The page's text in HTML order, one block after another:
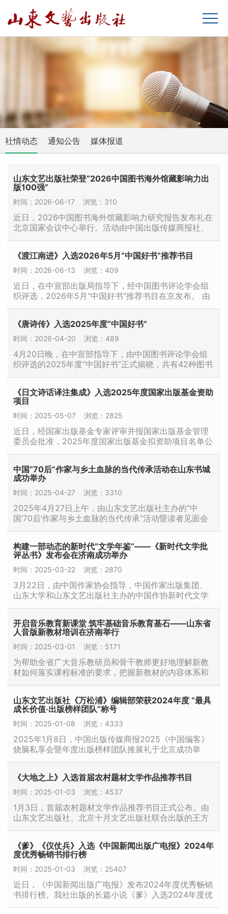
社情动态 通知公告 媒体报道
山东文艺出版社荣登“2026中国图书海外馆藏影响力出
版100强”
时间：2026-06-17 浏览：310
近日，2026中国图书海外馆藏影响力研究报告发布礼在
北京国家会议中心举行。活动由中国出版传媒商报社、
北京外国语大学国际新闻与传播学院·中国文化走出去效
办。 在此次发布的榜单中，山东文艺出版社再度跻身“中
国图书海外馆藏影响力出版1…
《渡江南进》入选2026年5月“中国好书”推荐书目
时间：2026-06-13 浏览：409
近日，在中宣部出版局指导下，经中国图书评论学会组
织评选，2026年5月“中国好书”推荐书目在京发布。 由
人民文学出版社、山东文艺出版社联合出版的著名作家
渡江南进 内容简介： 《渡江南进》书写了解放战争
中“淮海战役”前的战略转…
《唐诗传》入选2025年度“中国好书”
时间：2026-04-20 浏览：489
4月20日晚，在中宣部指导下，由中国图书评论学会组
织评选的2025年度“中国好书”正式揭晓，共有42种图书
入选。其中，年度荣誉图书2种，主题出版类7种，人文
《日文诗话译注集成》入选2025年度国家出版基金资助
项目
时间：2025-05-07 浏览：2825
近日，经国家出版基金专家评审并报国家出版基金管理
委员会批准，2025年度国家出版基金拟资助项目名单公
示。 我社《日文诗话译注集成》项目入选。 日文诗话译
重要地位，具有超凡的影响力。中国和日本是一衣带
水、一苇可航的近邻，自古以…
中国“70后”作家与乡土血脉的当代传承活动在山东书城
成功举办
时间：2025-04-27 浏览：3310
2025年4月27日上午，由山东文艺出版社主办的“中
国‘70后’作家与乡土血脉的当代传承”活动暨读者见面会
在山东书城隆重举行。活动围绕张丽军教授的两部新作
国》展开，吸引了文学界、学术界代表及众多读者参
与，共同探讨“70后”作家在时…
构建一部动态的新时代“文学年鉴”——《新时代文学批
评丛书》发布会在济南成功举办
时间：2025-03-22 浏览：2870
3月22日，由中国作家协会指导，中国作家出版集团、
山东大学和山东文艺出版社主办的中国作协新时代文学
研究中心系列学术研讨会暨《新时代文学批评丛书》新
副…
开启音乐教育新课堂 筑牢基础音乐教育基石——山东省
人音版新教材培训在济南举行
时间：2025-03-01 浏览：5171
为帮助全省广大音乐教研员和骨干教师更好地理解新教
材如何落实课程标准的要求，把握新教材的内容体系和
教学重点，2025年3月1日，由人民音乐出版社、济南市
山东文艺出版社《万松浦》编辑部荣获2024年度 “最具
成长价值·出版榜样团队”称号
时间：2025-01-08 浏览：4333
2025年1月8日，中国出版传媒商报2025《中国编客》
烧脑私享会暨年度出版榜样团队推展礼于北京成功举
办。 会议以“逆流，增长！2025年，寻找出版新动能”为
《大地之上》入选首届农村题材文学作品推荐书目
时间：2025-01-03 浏览：4537
1月3日，首届农村题材文学作品推荐书目正式公布。由
山东文艺出版社、北京十月文艺出版社联合出版的王方
晨长篇小说《大地之上》入选。 据悉，为更好推动文学
映乡村社会现实与变革，向全社会展现新时代农民精神
风貌，中国作家协会社会联络部和农…
《爹》《仪仗兵》入选《中国新闻出版广电报》2024年
度优秀畅销书排行榜
时间：2025-01-03 浏览：25407
近日，《中国新闻出版广电报》发布2024年度优秀畅销
书排行榜。我社出版的长篇小说《爹》入选2024年度优
秀畅销书排行榜总榜和文学分榜，《仪仗兵》入选文学